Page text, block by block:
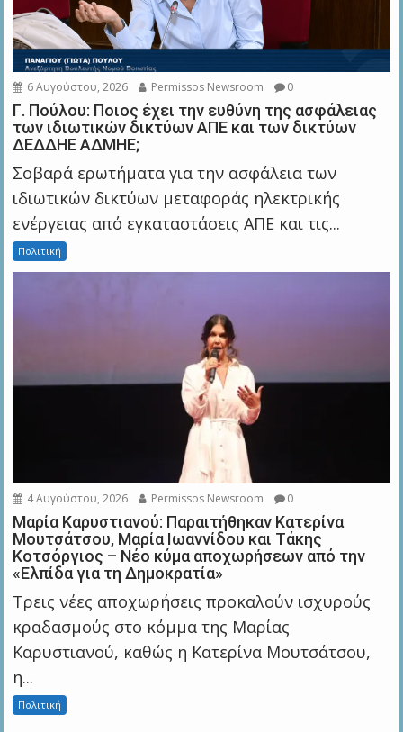
6 Αυγούστου, 2026 Permissos Newsroom 0
Γ. Πούλου: Ποιος έχει την ευθύνη της ασφάλειας
των ιδιωτικών δικτύων ΑΠΕ και των δικτύων
ΔΕΔΔΗΕ ΑΔΜΗΕ;
Σοβαρά ερωτήματα για την ασφάλεια των
ιδιωτικών δικτύων μεταφοράς ηλεκτρικής
ενέργειας από εγκαταστάσεις ΑΠΕ και τις...
Πολιτική
4 Αυγούστου, 2026 Permissos Newsroom 0
Μαρία Καρυστιανού: Παραιτήθηκαν Κατερίνα
Μουτσάτσου, Μαρία Ιωαννίδου και Τάκης
Κοτσόργιος – Νέο κύμα αποχωρήσεων από την
«Ελπίδα για τη Δημοκρατία»
Τρεις νέες αποχωρήσεις προκαλούν ισχυρούς
κραδασμούς στο κόμμα της Μαρίας
Καρυστιανού, καθώς η Κατερίνα Μουτσάτσου,
η...
Πολιτική